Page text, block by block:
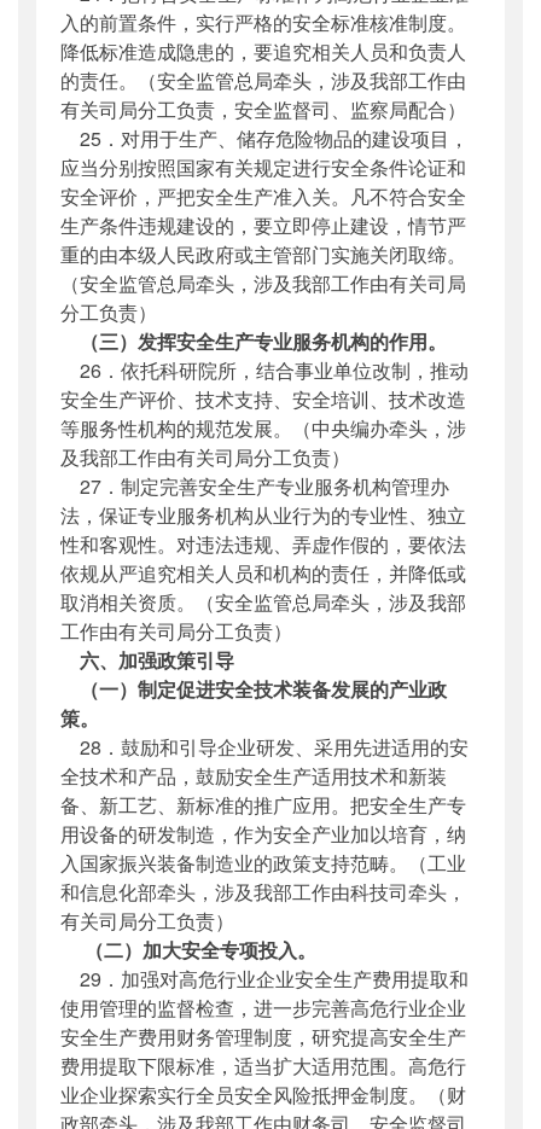
入的前置条件，实行严格的安全标准核准制度。
降低标准造成隐患的，要追究相关人员和负责人
的责任。（安全监管总局牵头，涉及我部工作由
有关司局分工负责，安全监督司、监察局配合）
25．对用于生产、储存危险物品的建设项目，
应当分别按照国家有关规定进行安全条件论证和
安全评价，严把安全生产准入关。凡不符合安全
生产条件违规建设的，要立即停止建设，情节严
重的由本级人民政府或主管部门实施关闭取缔。
（安全监管总局牵头，涉及我部工作由有关司局
分工负责）
（三）发挥安全生产专业服务机构的作用。
26．依托科研院所，结合事业单位改制，推动
安全生产评价、技术支持、安全培训、技术改造
等服务性机构的规范发展。（中央编办牵头，涉
及我部工作由有关司局分工负责）
27．制定完善安全生产专业服务机构管理办
法，保证专业服务机构从业行为的专业性、独立
性和客观性。对违法违规、弄虚作假的，要依法
依规从严追究相关人员和机构的责任，并降低或
取消相关资质。（安全监管总局牵头，涉及我部
工作由有关司局分工负责）
六、加强政策引导
（一）制定促进安全技术装备发展的产业政
策。
28．鼓励和引导企业研发、采用先进适用的安
全技术和产品，鼓励安全生产适用技术和新装
备、新工艺、新标准的推广应用。把安全生产专
用设备的研发制造，作为安全产业加以培育，纳
入国家振兴装备制造业的政策支持范畴。（工业
和信息化部牵头，涉及我部工作由科技司牵头，
有关司局分工负责）
（二）加大安全专项投入。
29．加强对高危行业企业安全生产费用提取和
使用管理的监督检查，进一步完善高危行业企业
安全生产费用财务管理制度，研究提高安全生产
费用提取下限标准，适当扩大适用范围。高危行
业企业探索实行全员安全风险抵押金制度。（财